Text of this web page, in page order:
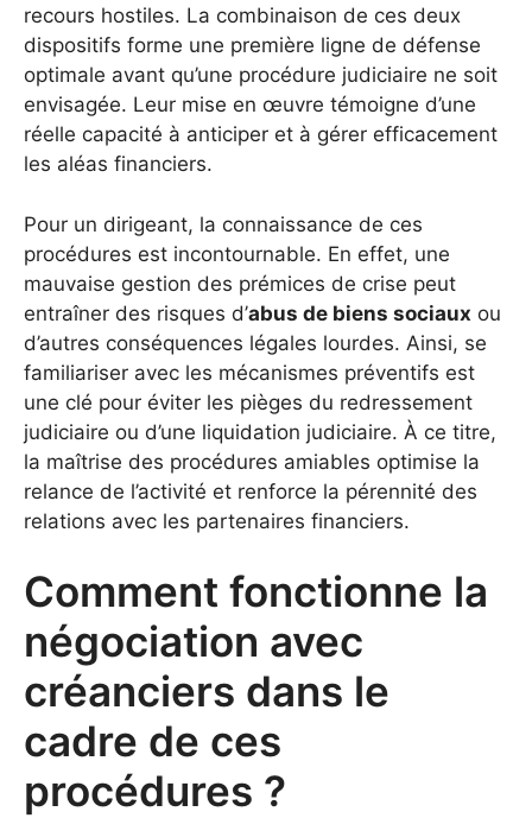
recours hostiles. La combinaison de ces deux
dispositifs forme une première ligne de défense
optimale avant qu’une procédure judiciaire ne soit
envisagée. Leur mise en œuvre témoigne d’une
réelle capacité à anticiper et à gérer efficacement
les aléas financiers.
Pour un dirigeant, la connaissance de ces
procédures est incontournable. En effet, une
mauvaise gestion des prémices de crise peut
entraîner des risques d’abus de biens sociaux ou
d’autres conséquences légales lourdes. Ainsi, se
familiariser avec les mécanismes préventifs est
une clé pour éviter les pièges du redressement
judiciaire ou d’une liquidation judiciaire. À ce titre,
la maîtrise des procédures amiables optimise la
relance de l’activité et renforce la pérennité des
relations avec les partenaires financiers.
Comment fonctionne la
négociation avec
créanciers dans le
cadre de ces
procédures ?